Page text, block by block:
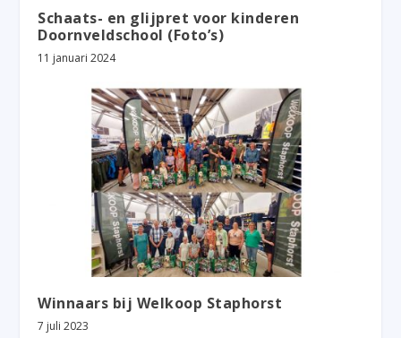
Schaats- en glijpret voor kinderen
Doornveldschool (Foto’s)
11 januari 2024
Winnaars bij Welkoop Staphorst
7 juli 2023